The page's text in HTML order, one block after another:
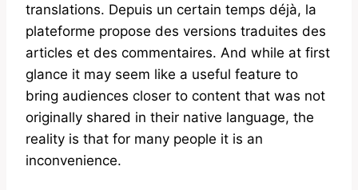
translations. Depuis un certain temps déjà, la
plateforme propose des versions traduites des
articles et des commentaires. And while at first
glance it may seem like a useful feature to
bring audiences closer to content that was not
originally shared in their native language, the
reality is that for many people it is an
inconvenience.